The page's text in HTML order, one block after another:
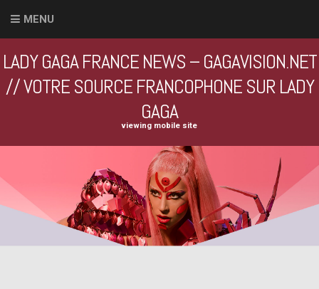
MENU
LADY GAGA FRANCE NEWS – GAGAVISION.NET
// VOTRE SOURCE FRANCOPHONE SUR LADY
GAGA
viewing mobile site